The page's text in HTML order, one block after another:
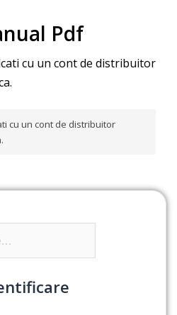
Pdf
cu un cont de distribuitor
cu un cont de distribuitor